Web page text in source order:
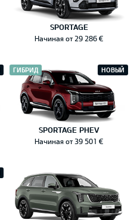
SPORTAGE
Начиная от 29 286 €
SPORTAGE PHEV
ГИБРИД НОВЫЙ
Начиная от 39 501 €